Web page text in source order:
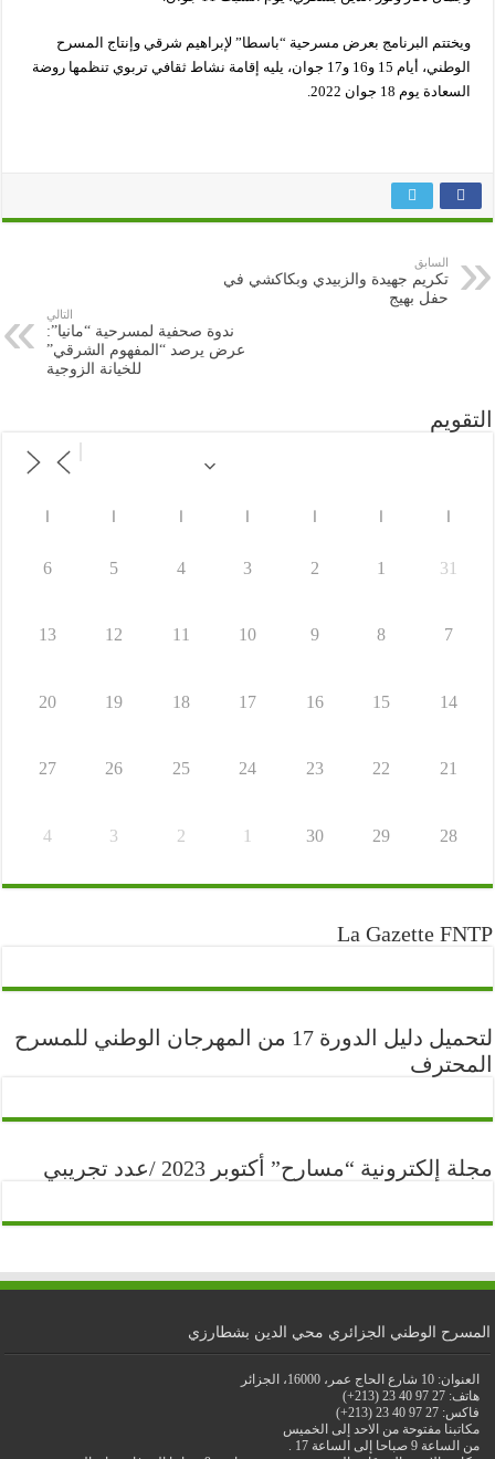
ويختتم البرنامج بعرض مسرحية “باسطا” لإبراهيم شرقي وإنتاج المسرح
الوطني، أيام 15 و16 و17 جوان، يليه إقامة نشاط ثقافي تربوي تنظمها روضة
السعادة يوم 18 جوان 2022.
السابق
تكريم جهيدة والزبيدي وبكاكشي في
حفل بهيج
التالي
ندوة صحفية لمسرحية “مانيا”:
عرض يرصد “المفهوم الشرقي”
للخيانة الزوجية
التقويم
31
1
2
3
4
5
6
7
8
9
10
11
12
13
14
15
16
17
18
19
20
21
22
23
24
25
26
27
28
29
30
1
2
3
4
La Gazette FNTP
لتحميل دليل الدورة 17 من المهرجان الوطني للمسرح
المحترف
مجلة إلكترونية “مسارح” أكتوبر 2023 /عدد تجريبي
المسرح الوطني الجزائري محي الدين بشطارزي
العنوان: 10 شارع الحاج عمر، 16000، الجزائر
هاتف: 27 97 40 23 (213+)
فاكس: 27 97 40 23 (213+)
مكاتبنا مفتوحة من الاحد إلى الخميس
من الساعة 9 صباحا إلى الساعة 17 .